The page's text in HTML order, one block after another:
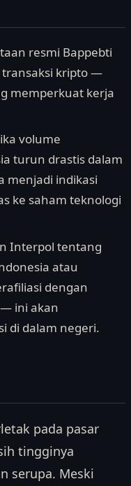
resmi Bappebti
transaksi kripto —
memperkuat kerja
volume
turun drastis dalam
menjadi indikasi
ke saham teknologi
Interpol tentang
atau
dengan
ini akan
di dalam negeri.
pada pasar
tingginya
serupa. Meski